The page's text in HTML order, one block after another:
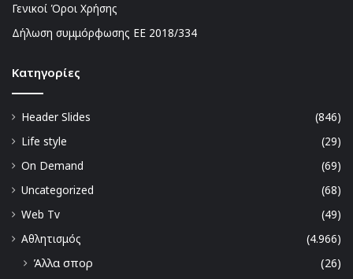
Γενικοί Όροι Χρήσης
Δήλωση συμμόρφωσης ΕΕ 2018/334
Kατηγορίες
Header Slides
(846)
Life style
(29)
On Demand
(69)
Uncategorized
(68)
Web Tv
(49)
Αθλητισμός
(4.966)
Άλλα σπορ
(26)